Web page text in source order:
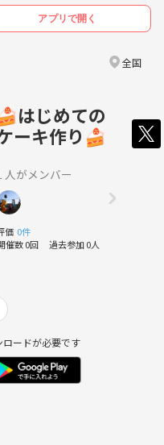
アプリで開く
全国
はじめての
ーキ作り🍰
人がメンバー
価 0件
催数 0回 過去参加 0人
ロードが必要です